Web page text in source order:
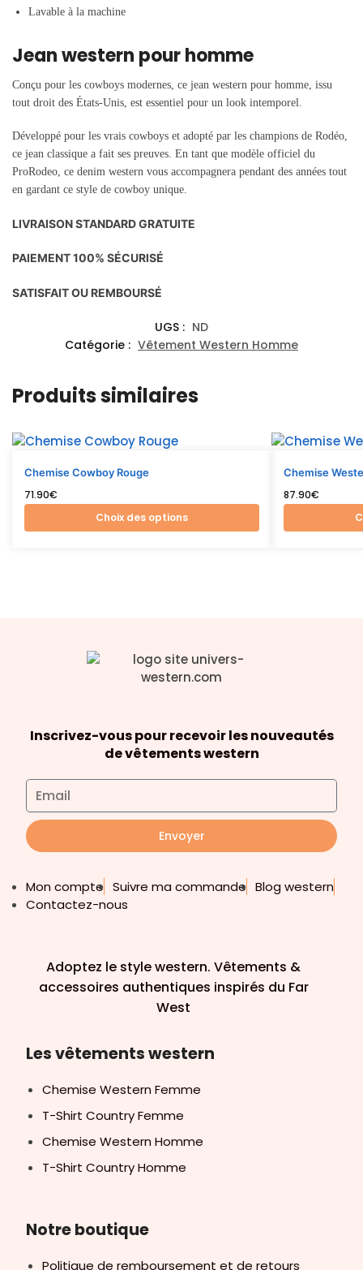
Lavable à la machine
Jean western pour homme
Conçu pour les cowboys modernes, ce jean western pour homme, issu
tout droit des États-Unis, est essentiel pour un look intemporel.
Développé pour les vrais cowboys et adopté par les champions de Rodéo,
ce jean classique a fait ses preuves. En tant que modèle officiel du
ProRodeo, ce denim western vous accompagnera pendant des années tout
en gardant ce style de cowboy unique.
LIVRAISON STANDARD GRATUITE
PAIEMENT 100% SÉCURISÉ
SATISFAIT OU REMBOURSÉ
UGS : ND
Catégorie : Vêtement Western Homme
Produits similaires
Chemise Cowboy Rouge
71.90€
Choix des options
Chemise
87.90€
Inscrivez-vous pour recevoir les nouveautés
de vêtements western
Envoyer
Mon compte Suivre ma commande Blog western
Contactez-nous
Adoptez le style western. Vêtements &
accessoires authentiques inspirés du Far
West
Les vêtements western
Chemise Western Femme
T-Shirt Country Femme
Chemise Western Homme
T-Shirt Country Homme
Notre boutique
Politique de remboursement et de retours